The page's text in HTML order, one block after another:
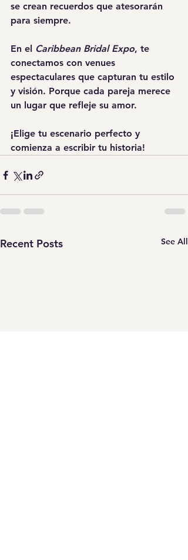
se crean recuerdos que atesorarán
para siempre.
En el Caribbean Bridal Expo, te
conectamos con venues
espectaculares que capturan tu estilo
y visión. Porque cada pareja merece
un lugar que refleje su amor.
¡Elige tu escenario perfecto y
comienza a escribir tu historia!
Recent Posts See All